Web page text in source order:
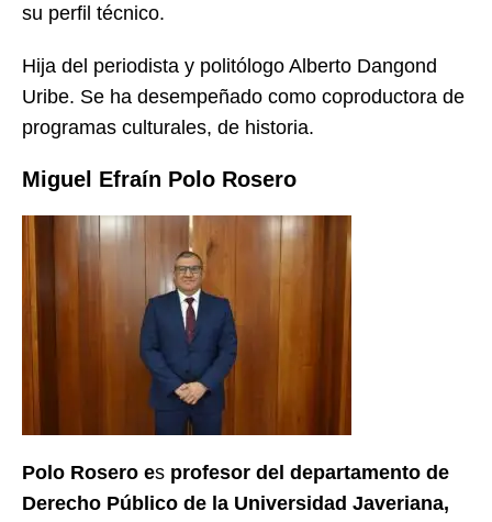
su perfil técnico.
Hija del periodista y politólogo Alberto Dangond
Uribe. Se ha desempeñado como coproductora de
programas culturales, de historia.
Miguel Efraín Polo Rosero
Polo Rosero es profesor del departamento de
Derecho Público de la Universidad Javeriana,